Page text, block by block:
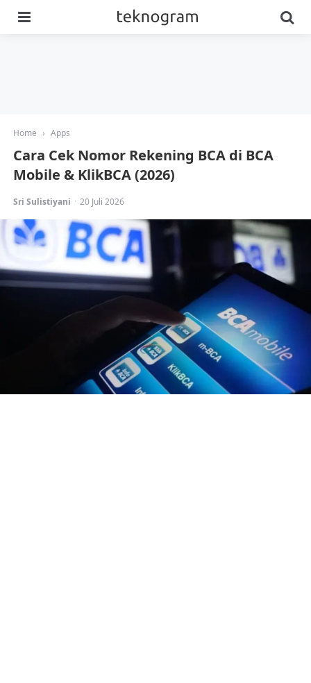
Home › Apps
Cara Cek Nomor Rekening BCA di BCA
Mobile & KlikBCA (2026)
Posted
Sri Sulistiyani 20 Juli 2026